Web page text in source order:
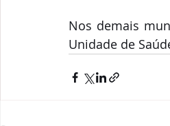
Nos demais
Unidade de